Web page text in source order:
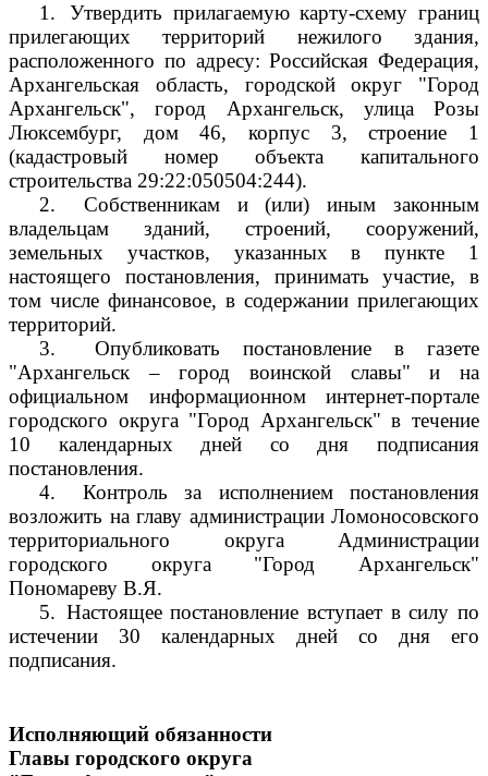
1.
Утвердить прилагаемую карту-схему границ
прилегающих территорий нежилого здания,
расположенного по адресу: Российская Федерация,
Архангельская область, городской округ "Город
Архангельск", город Архангельск, улица Розы
Люксембург, дом 46, корпус 3, строение 1
(кадастровый номер объекта капитального
строительства 29:22:050504:244).
2.
Собственникам и (или) иным законным
владельцам зданий, строений, сооружений,
земельных участков, указанных в пункте 1
настоящего постановления, принимать участие, в
том числе финансовое, в содержании прилегающих
территорий.
3.
Опубликовать постановление в газете
"Архангельск – город воинской славы" и на
официальном информационном интернет-портале
городского округа "Город Архангельск" в течение
10 календарных дней со дня подписания
постановления.
4.
Контроль за исполнением постановления
возложить на главу администрации Ломоносовского
территориального округа Администрации
городского округа "Город Архангельск"
Пономареву В.Я.
5. Настоящее постановление вступает в силу по
истечении 30 календарных дней со дня его
подписания.
Исполняющий обязанности
Главы городского округа